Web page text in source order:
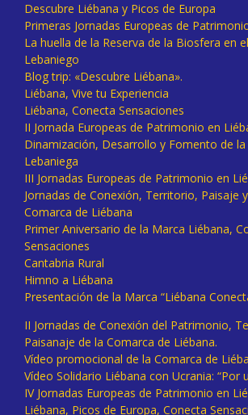
Descubre Liébana y Picos de Europa
Primeras Jornadas Europeas de
La huella de la Reserva de la Biosfera en
Lebaniego
Blog trip: «Descubre Liébana».
Liébana, Vive tu Experiencia
Liébana, Conecta Sensaciones
II Jornada Europeas de Patrimonio en
Dinamización, Desarrollo y Fomento de la
Lebaniega
III Jornadas Europeas de Patrimonio en
Jornadas de Conexión, Territorio, Paisaje
Comarca de Liébana
Primer Aniversario de la Marca Liébana,
Sensaciones
Cantabria Rural
Himno a Liébana
Presentación de la Marca “Liébana
II Jornadas de Conexión del Patrimonio,
Paisanaje de la Comarca de Liébana.
Vídeo promocional de la Comarca de
Vídeo Solidario Liébana con Ucrania: “Por
IV Jornadas Europeas de Patrimonio en
Liébana, Picos de Europa, Conecta